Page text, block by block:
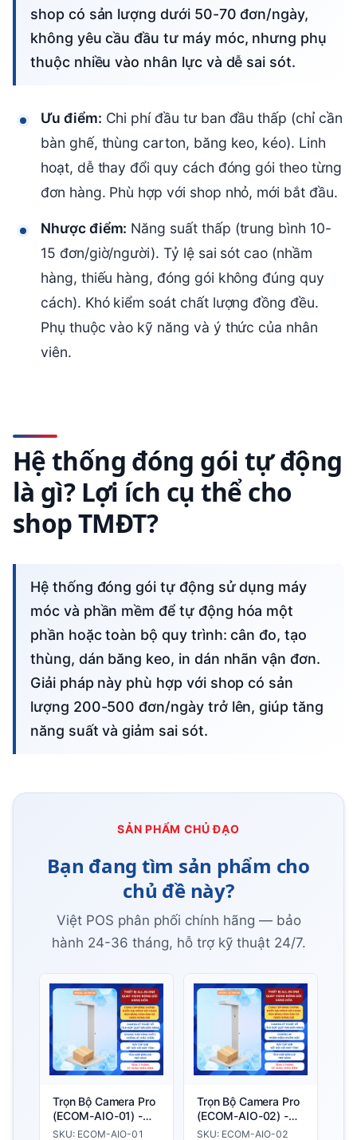
shop có sản lượng dưới 50-70 đơn/ngày,
không yêu cầu đầu tư máy móc, nhưng phụ
thuộc nhiều vào nhân lực và dễ sai sót.
Ưu điểm: Chi phí đầu tư ban đầu thấp (chỉ cần
bàn ghế, thùng carton, băng keo, kéo). Linh
hoạt, dễ thay đổi quy cách đóng gói theo từng
đơn hàng. Phù hợp với shop nhỏ, mới bắt đầu.
Nhược điểm: Năng suất thấp (trung bình 10-
15 đơn/giờ/người). Tỷ lệ sai sót cao (nhầm
hàng, thiếu hàng, đóng gói không đúng quy
cách). Khó kiểm soát chất lượng đồng đều.
Phụ thuộc vào kỹ năng và ý thức của nhân
viên.
Hệ thống đóng gói tự động
là gì? Lợi ích cụ thể cho
shop TMĐT?
Hệ thống đóng gói tự động sử dụng máy
móc và phần mềm để tự động hóa một
phần hoặc toàn bộ quy trình: cân đo, tạo
thùng, dán băng keo, in dán nhãn vận đơn.
Giải pháp này phù hợp với shop có sản
lượng 200-500 đơn/ngày trở lên, giúp tăng
năng suất và giảm sai sót.
SẢN PHẨM CHỦ ĐẠO
Bạn đang tìm sản phẩm cho
chủ đề này?
Việt POS phân phối chính hãng — bảo
hành 24-36 tháng, hỗ trợ kỹ thuật 24/7.
Trọn Bộ Camera Pro
(ECOM-AIO-01) -
Thiết bị quay video
SKU: ECOM-AIO-01
Trọn Bộ Camera Pro
(ECOM-AIO-02) -
Phù Hợp Với Các
SKU: ECOM-AIO-02